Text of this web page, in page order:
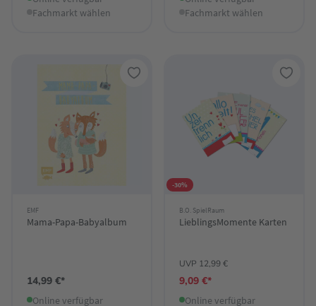
Fachmarkt wählen
Fachmarkt wählen
EMF
Mama-Papa-Babyalbum
14,99 €*
Online verfügbar
-30%
B.O. SpielRaum
LieblingsMomente Karten
UVP 12,99 €
9,09 €*
Online verfügbar